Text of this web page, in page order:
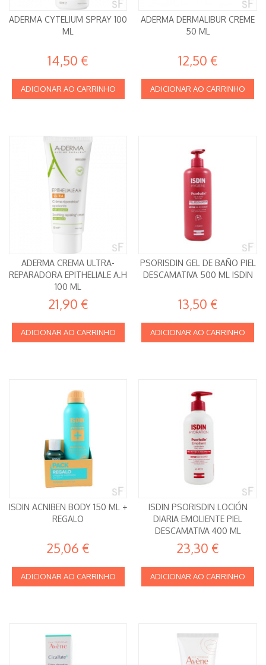
ADERMA CYTELIUM SPRAY 100
ML
14,50 €
ADICIONAR AO CARRINHO
ADERMA DERMALIBUR CREME
50 ML
12,50 €
ADICIONAR AO CARRINHO
ADERMA CREMA ULTRA-
REPARADORA EPITHELIALE A.H
100 ML
21,90 €
ADICIONAR AO CARRINHO
PSORISDIN GEL DE BAÑO PIEL
DESCAMATIVA 500 ML ISDIN
13,50 €
ADICIONAR AO CARRINHO
ISDIN ACNIBEN BODY 150 ML +
REGALO
25,06 €
ADICIONAR AO CARRINHO
ISDIN PSORISDIN LOCIÓN
DIARIA EMOLIENTE PIEL
DESCAMATIVA 400 ML
23,30 €
ADICIONAR AO CARRINHO